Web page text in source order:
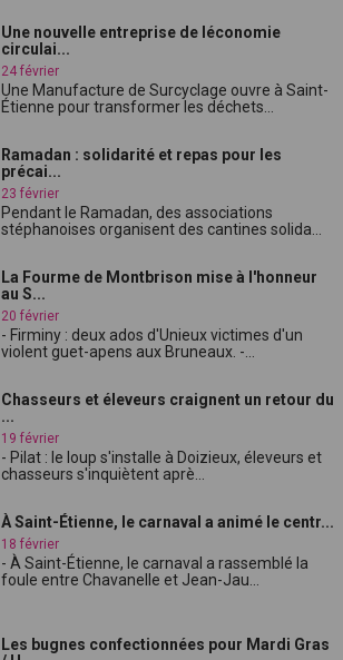
Une nouvelle entreprise de léconomie
circulai...
24 février
Une Manufacture de Surcyclage ouvre à Saint-
Étienne pour transformer les déchets...
Ramadan : solidarité et repas pour les
précai...
23 février
Pendant le Ramadan, des associations
stéphanoises organisent des cantines solida...
La Fourme de Montbrison mise à l'honneur
au S...
20 février
- Firminy : deux ados d'Unieux victimes d'un
violent guet-apens aux Bruneaux. -...
Chasseurs et éleveurs craignent un retour du
...
19 février
- Pilat : le loup s'installe à Doizieux, éleveurs et
chasseurs s'inquiètent aprè...
À Saint-Étienne, le carnaval a animé le centr...
18 février
- À Saint-Étienne, le carnaval a rassemblé la
foule entre Chavanelle et Jean-Jau...
Les bugnes confectionnées pour Mardi Gras